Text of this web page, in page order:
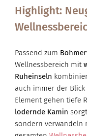
Highlight:
Passend zum
Wellnessbereich mit
Ruheinseln
auch immer der
Element gehen tiefe
lodernde Kamin
sondern verwandeln